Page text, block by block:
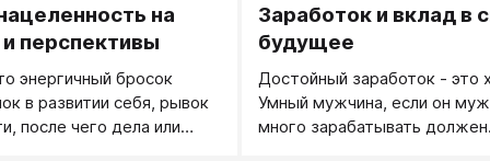
жизни эффективность
какая конкретная
всегда возможна игра
уровня
на
перспективы
энергичный бросок
в развитии себя, рывок
после чего дела или
Заработок и вклад в
будущее
Достойный заработок - это
Умный мужчина, если он
много зарабатывать